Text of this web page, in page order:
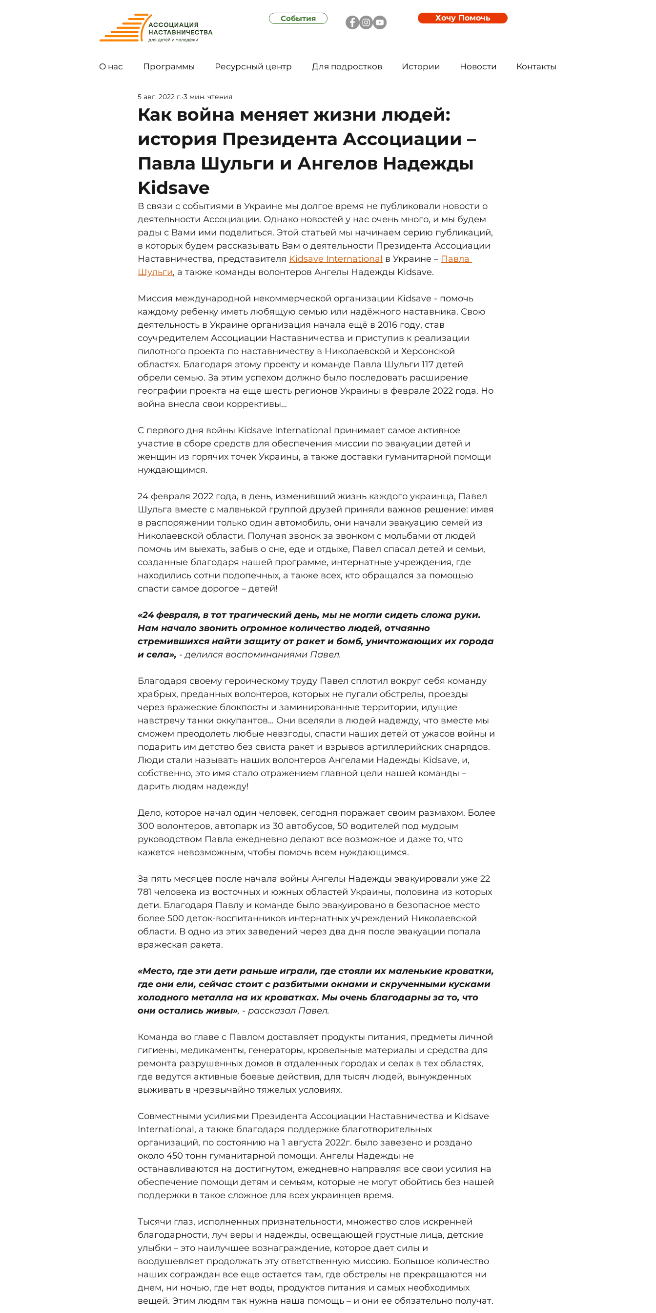
События Хочу Помочь
О нас Программы Ресурсный центр Для подростков Истории Новости Контакты
Как война меняет жизни людей:
история Президента Ассоциации –
Павла Шульги и Ангелов Надежды
Kidsave
5 авг. 2022 г. 3 мин. чтения
В связи с событиями в Украине мы долгое время не публиковали новости о
деятельности Ассоциации. Однако новостей у нас очень много, и мы будем
рады с Вами ими поделиться. Этой статьей мы начинаем серию публикаций,
в которых будем рассказывать Вам о деятельности Президента Ассоциации
Наставничества, представителя Kidsave International в Украине – Павла
Шульги, а также команды волонтеров Ангелы Надежды Kidsave.
Миссия международной некоммерческой организации Kidsave - помочь
каждому ребенку иметь любящую семью или надёжного наставника. Свою
деятельность в Украине организация начала ещё в 2016 году, став
соучредителем Ассоциации Наставничества и приступив к реализации
пилотного проекта по наставничеству в Николаевской и Херсонской
областях. Благодаря этому проекту и команде Павла Шульги 117 детей
обрели семью. За этим успехом должно было последовать расширение
географии проекта на еще шесть регионов Украины в феврале 2022 года. Но
война внесла свои коррективы…
С первого дня войны Kidsave International принимает самое активное
участие в сборе средств для обеспечения миссии по эвакуации детей и
женщин из горячих точек Украины, а также доставки гуманитарной помощи
нуждающимся.
24 февраля 2022 года, в день, изменивший жизнь каждого украинца, Павел
Шульга вместе с маленькой группой друзей приняли важное решение: имея
в распоряжении только один автомобиль, они начали эвакуацию семей из
Николаевской области. Получая звонок за звонком с мольбами от людей
помочь им выехать, забыв о сне, еде и отдыхе, Павел спасал детей и семьи,
созданные благодаря нашей программе, интернатные учреждения, где
находились сотни подопечных, а также всех, кто обращался за помощью
спасти самое дорогое – детей!
«24 февраля, в тот трагический день, мы не могли сидеть сложа руки.
Нам начало звонить огромное количество людей, отчаянно
стремившихся найти защиту от ракет и бомб, уничтожающих их города
и села», - делился воспоминаниями Павел.
Благодаря своему героическому труду Павел сплотил вокруг себя команду
храбрых, преданных волонтеров, которых не пугали обстрелы, проезды
через вражеские блокпосты и заминированные территории, идущие
навстречу танки оккупантов… Они вселяли в людей надежду, что вместе мы
сможем преодолеть любые невзгоды, спасти наших детей от ужасов войны и
подарить им детство без свиста ракет и взрывов артиллерийских снарядов.
Люди стали называть наших волонтеров Ангелами Надежды Kidsave, и,
собственно, это имя стало отражением главной цели нашей команды –
дарить людям надежду!
Дело, которое начал один человек, сегодня поражает своим размахом. Более
300 волонтеров, автопарк из 30 автобусов, 50 водителей под мудрым
руководством Павла ежедневно делают все возможное и даже то, что
кажется невозможным, чтобы помочь всем нуждающимся.
За пять месяцев после начала войны Ангелы Надежды эвакуировали уже 22
781 человека из восточных и южных областей Украины, половина из которых
дети. Благодаря Павлу и команде было эвакуировано в безопасное место
более 500 деток-воспитанников интернатных учреждений Николаевской
области. В одно из этих заведений через два дня после эвакуации попала
вражеская ракета.
«Место, где эти дети раньше играли, где стояли их маленькие кроватки,
где они ели, сейчас стоит с разбитыми окнами и скрученными кусками
холодного металла на их кроватках. Мы очень благодарны за то, что
они остались живы», - рассказал Павел.
Команда во главе с Павлом доставляет продукты питания, предметы личной
гигиены, медикаменты, генераторы, кровельные материалы и средства для
ремонта разрушенных домов в отдаленных городах и селах в тех областях,
где ведутся активные боевые действия, для тысяч людей, вынужденных
выживать в чрезвычайно тяжелых условиях.
Совместными усилиями Президента Ассоциации Наставничества и Kidsave
International, а также благодаря поддержке благотворительных
организаций, по состоянию на 1 августа 2022г. было завезено и роздано
около 450 тонн гуманитарной помощи. Ангелы Надежды не
останавливаются на достигнутом, ежедневно направляя все свои усилия на
обеспечение помощи детям и семьям, которые не могут обойтись без нашей
поддержки в такое сложное для всех украинцев время.
Тысячи глаз, исполненных признательности, множество слов искренней
благодарности, луч веры и надежды, освещающей грустные лица, детские
улыбки – это наилучшее вознаграждение, которое дает силы и
воодушевляет продолжать эту ответственную миссию. Большое количество
наших сограждан все еще остается там, где обстрелы не прекращаются ни
днем, ни ночью, где нет воды, продуктов питания и самых необходимых
вещей. Этим людям так нужна наша помощь – и они ее обязательно получат.